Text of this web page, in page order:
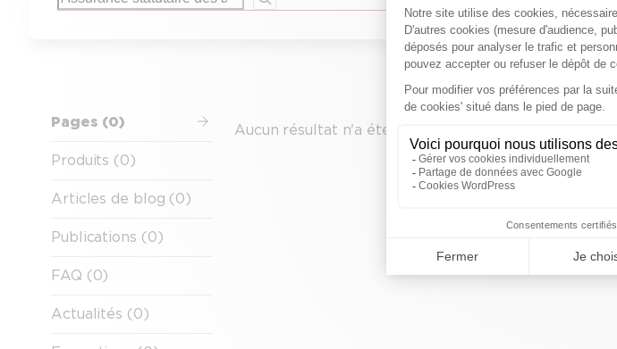
Pages (0)
Produits (0)
Articles de blog (0)
Publications (0)
FAQ (0)
Actualités (0)
Aucun résultat n'a été trouvé.